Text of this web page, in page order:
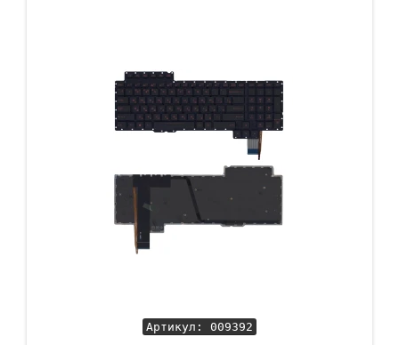
Артикул: 009392